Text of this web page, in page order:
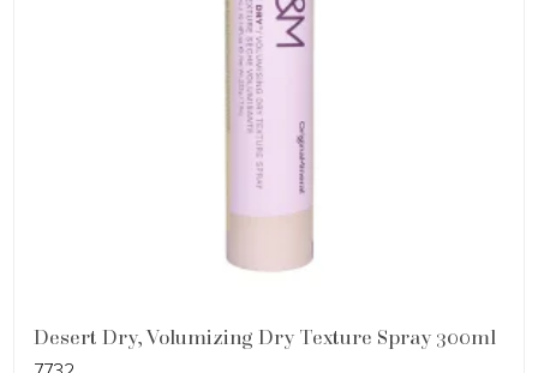
Desert Dry, Volumizing Dry Texture Spray 300ml